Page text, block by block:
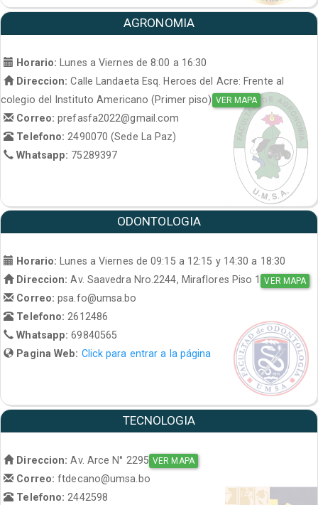
AGRONOMIA
Horario:
Lunes a Viernes de 8:00 a 16:30
Direccion: Calle Landaeta Esq. Heroes del Acre: Frente al
colegio del Instituto Americano (Primer piso) VER MAPA
Correo:prefasfa2022@gmail.com
Telefono: 2490070 (Sede La Paz)
Whatsapp: 75289397
ODONTOLOGIA
Horario: Lunes a Viernes de 09:15 a 12:15 y 14:30 a 18:30
Direccion: Av. Saavedra Nro.2244, Miraflores Piso 1 VER MAPA
Correo:psa.fo@umsa.bo
Telefono:2612486
Whatsapp:69840565
Pagina Web: Click para entrar a la página
TECNOLOGIA
Direccion: Av. Arce N° 2295 VER MAPA
Correo:ftdecano@umsa.bo
Telefono: 2442598